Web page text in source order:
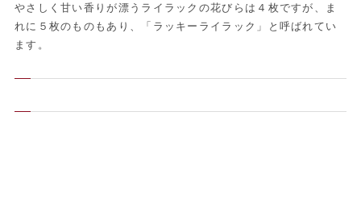
やさしく甘い香りが漂うライラックの花びらは４枚ですが、ま
れに５枚のものもあり、「ラッキーライラック」と呼ばれてい
ます。